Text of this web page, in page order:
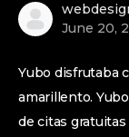
June 20,
Yubo disfrutaba
amarillento.
de citas